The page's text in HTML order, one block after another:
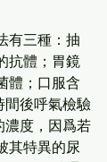
有三種：抽
抗體；胃鏡
體；口服含
間後呼氣檢驗
濃度，因爲若
其特異的尿